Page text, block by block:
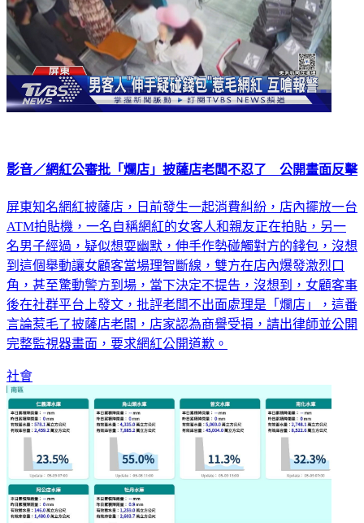
影音／網紅公審批「爛店」披薩店老闆不忍了 公開畫面反擊
屏東知名網紅披薩店，日前發生一起消費糾紛，店內擺放一台
ATM拍貼機，一名自稱網紅的女客人和親友正在拍貼，另一
名男子經過，疑似想耍幽默，伸手作勢碰觸對方的錢包，沒想
到這個舉動讓女顧客當場理智斷線，雙方在店內爆發激烈口
角，甚至驚動警方到場，當下決定不提告，沒想到，女顧客事
後在社群平台上發文，批評老闆不出面處理是「爛店」，這番
言論惹毛了披薩店老闆，店家認為商譽受損，請出律師並公開
完整監視器畫面，要求網紅公開道歉。
社會